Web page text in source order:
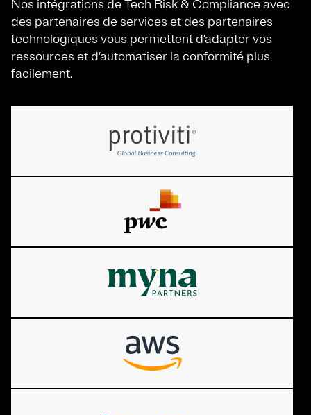
Nos intégrations de Tech Risk & Compliance avec
des partenaires de services et des partenaires
technologiques vous permettent d’adapter vos
ressources et d’automatiser la conformité plus
facilement.